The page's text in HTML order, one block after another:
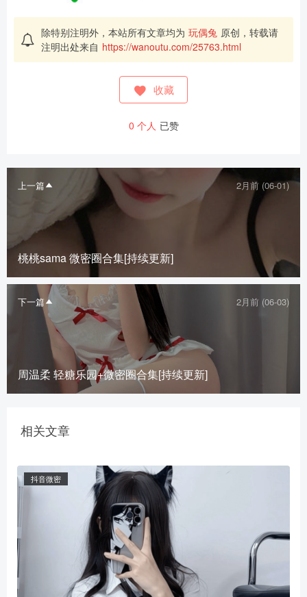
除特别注明外，本站所有文章均为 玩偶兔 原创，转载请
注明出处来自 https://wanoutu.com/25763.html
收藏
0 个人 已赞
上一篇 2月前 (06-01)
桃桃sama 微密圈合集[持续更新]
下一篇 2月前 (06-03)
周温柔 轻糖乐园+微密圈合集[持续更新]
相关文章
抖音微密